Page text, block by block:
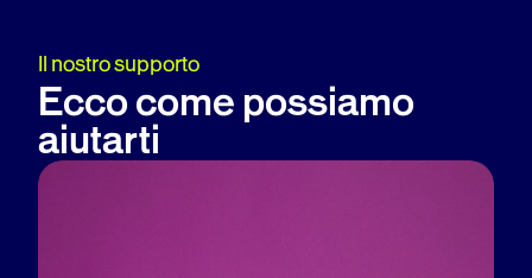
Il nostro supporto
Ecco come possiamo
aiutarti